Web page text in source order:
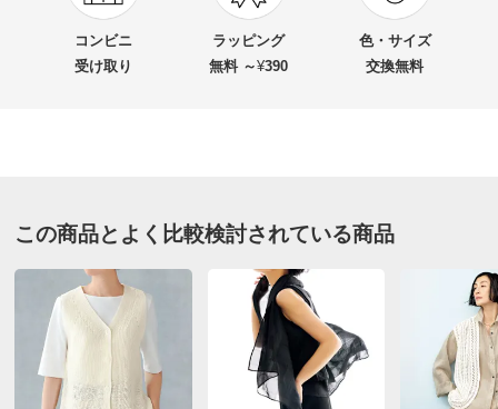
スパンコール使い リネン混ニット ロングジレ
お支払い方法 送料について
■色：グレー系
■素材：本体…ポリエステル51・麻36・綿13％、リブ部
分…綿100％
■前中心ボタン開き
■両脇裾スリット仕様
★★★★★
★★
★★★
東京都 60代以上女性 身長 : 160cm
何に羽織っても似合うかなと思って購入しましたが、ス
タイリッシュに着こなすには、下に着るものを選びま
す。シンプルなホワイトやグレーの襟なしワンピースが
ピッタリな気がします。
コンビニ
受け取り
ラッピング
無料 ～¥390
色・サイズ
交換無料
この商品とよく比較検討されている商品